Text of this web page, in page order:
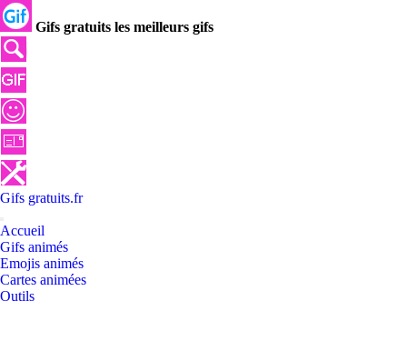
Gifs gratuits les meilleurs gifs
Gifs gratuits.fr
Accueil
Gifs animés
Emojis animés
Cartes animées
Outils